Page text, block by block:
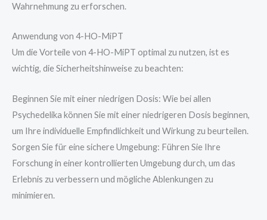
Wahrnehmung zu erforschen.
Anwendung von 4-HO-MiPT
Um die Vorteile von 4-HO-MiPT optimal zu nutzen, ist es
wichtig, die Sicherheitshinweise zu beachten:
Beginnen Sie mit einer niedrigen Dosis: Wie bei allen
Psychedelika können Sie mit einer niedrigeren Dosis beginnen,
um Ihre individuelle Empfindlichkeit und Wirkung zu beurteilen.
Sorgen Sie für eine sichere Umgebung: Führen Sie Ihre
Forschung in einer kontrollierten Umgebung durch, um das
Erlebnis zu verbessern und mögliche Ablenkungen zu
minimieren.